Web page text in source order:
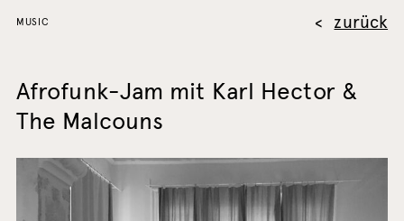
zurück
MUSIC
Afrofunk-Jam mit Karl Hector &
The Malcouns